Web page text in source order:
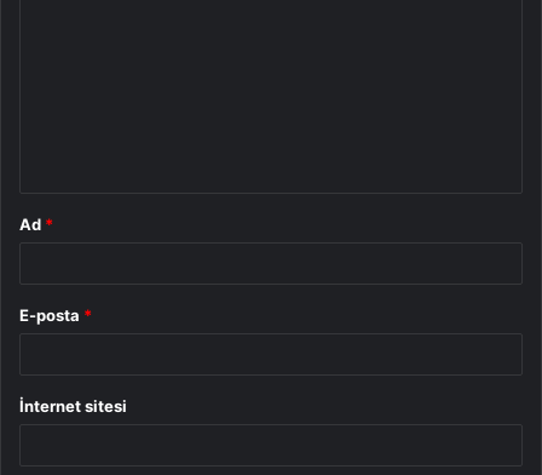
Ad *
E-posta *
İnternet sitesi